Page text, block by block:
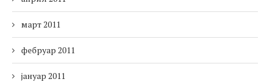
март 2011
фебруар 2011
јануар 2011